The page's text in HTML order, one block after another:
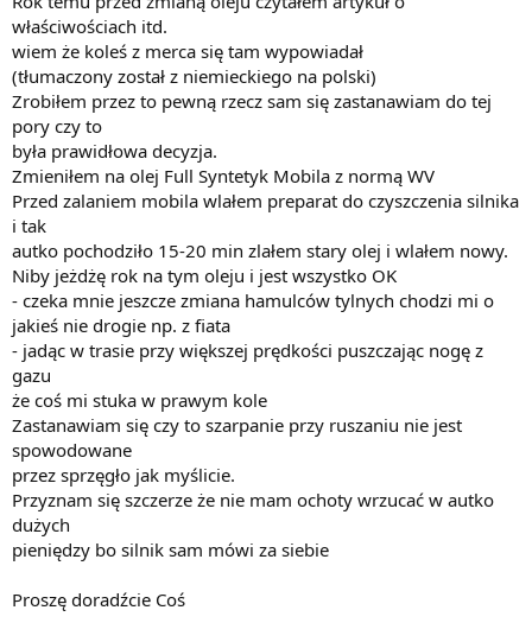
właściwościach itd.
wiem że koleś z merca się tam wypowiadał
(tłumaczony został z niemieckiego na polski)
Zrobiłem przez to pewną rzecz sam się zastanawiam do tej
pory czy to
była prawidłowa decyzja.
Zmieniłem na olej Full Syntetyk Mobila z normą WV
Przed zalaniem mobila wlałem preparat do czyszczenia silnika
i tak
autko pochodziło 15-20 min zlałem stary olej i wlałem nowy.
Niby jeżdżę rok na tym oleju i jest wszystko OK
- czeka mnie jeszcze zmiana hamulców tylnych chodzi mi o
jakieś nie drogie np. z fiata
- jadąc w trasie przy większej prędkości puszczając nogę z
gazu
że coś mi stuka w prawym kole
Zastanawiam się czy to szarpanie przy ruszaniu nie jest
spowodowane
przez sprzęgło jak myślicie.
Przyznam się szczerze że nie mam ochoty wrzucać w autko
dużych
pieniędzy bo silnik sam mówi za siebie
Proszę doradźcie Coś